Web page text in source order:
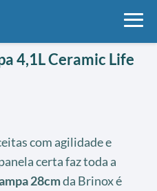
4,1L Ceramic Life
com agilidade e
certa faz toda a
28cmda Brinox é